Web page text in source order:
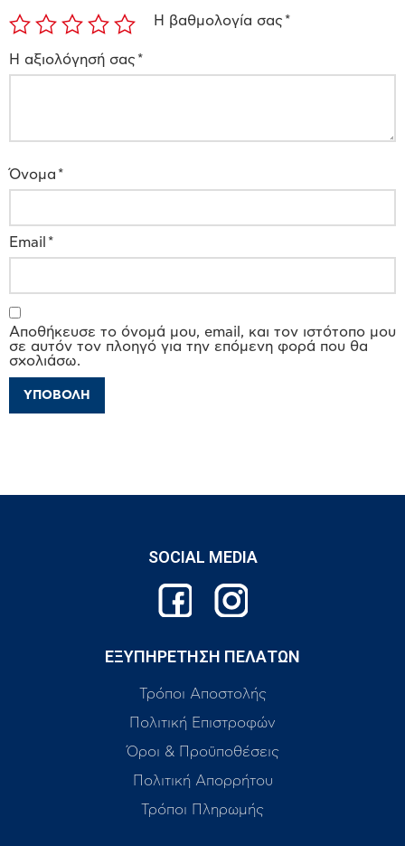
Η βαθμολογία σας *
Η αξιολόγησή σας *
Όνομα *
Email *
Αποθήκευσε το όνομά μου, email, και τον ιστότοπο μου
σε αυτόν τον πλοηγό για την επόμενη φορά που θα
σχολιάσω.
SOCIAL MEDIA
ΕΞΥΠΗΡΕΤΗΣΗ ΠΕΛΑΤΩΝ
Τρόποι Αποστολής
Πολιτική Επιστροφών
Όροι & Προϋποθέσεις
Πολιτική Απορρήτου
Τρόποι Πληρωμής